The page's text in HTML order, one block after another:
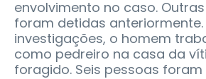
envolvimento no caso.
foram detidas anteriormente.
investigações, o homem
como pedreiro na casa da
foragido. Seis pessoas